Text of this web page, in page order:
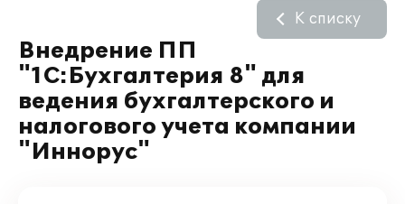
Внедрение ПП
"1С:Бухгалтерия 8" для
ведения бухгалтерского и
налогового учета компании
"Иннорус"
К списку